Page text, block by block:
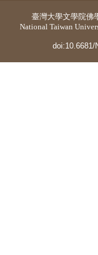
臺灣大學文學院佛
National Taiwan
doi:10.6681/